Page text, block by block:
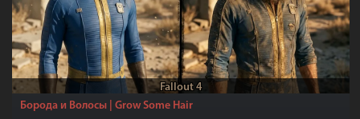
Fallout 4
Борода и Волосы | Grow Some Hair